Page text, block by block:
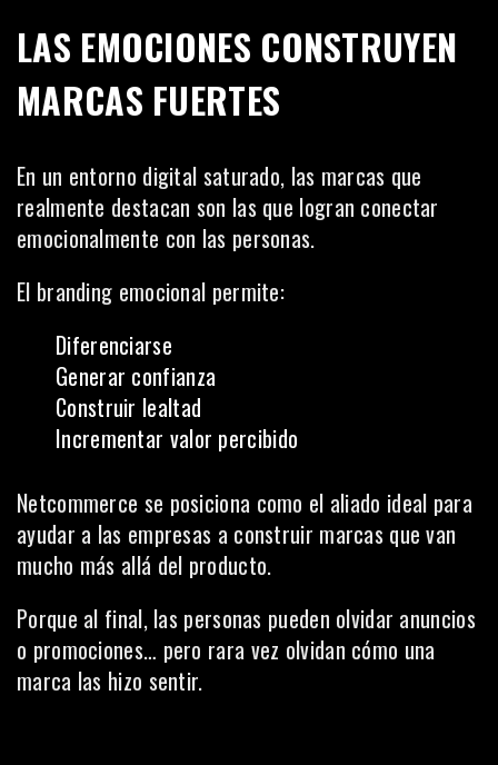
LAS EMOCIONES CONSTRUYEN
MARCAS FUERTES
En un entorno digital saturado, las marcas que
realmente destacan son las que logran conectar
emocionalmente con las personas.
El branding emocional permite:
Diferenciarse
Generar confianza
Construir lealtad
Incrementar valor percibido
Netcommerce se posiciona como el aliado ideal para
ayudar a las empresas a construir marcas que van
mucho más allá del producto.
Porque al final, las personas pueden olvidar anuncios
o promociones… pero rara vez olvidan cómo una
marca las hizo sentir.